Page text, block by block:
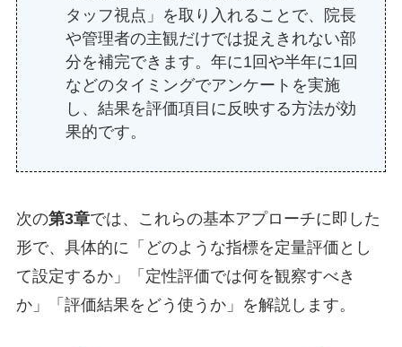
タッフ視点」を取り入れることで、院長
や管理者の主観だけでは捉えきれない部
分を補完できます。年に1回や半年に1回
などのタイミングでアンケートを実施
し、結果を評価項目に反映する方法が効
果的です。
次の第3章では、これらの基本アプローチに即した
形で、具体的に「どのような指標を定量評価とし
て設定するか」「定性評価では何を観察すべき
か」「評価結果をどう使うか」を解説します。